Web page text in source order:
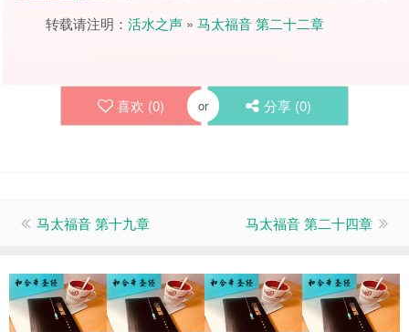
转载请注明： 活水之声 » 马太福音 第二十二章
喜欢 (0) or 分享 (0)
马太福音 第十九章 马太福音 第二十四章